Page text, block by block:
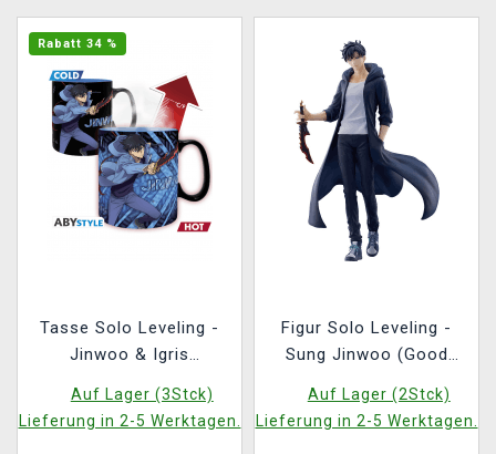
Rabatt 34 %
Tasse Solo Leveling -
Jinwoo & Igris
Auf Lager (3Stck)
Lieferung in 2-5 Werktagen.
Figur Solo Leveling -
Sung Jinwoo (Good
Auf Lager (2Stck)
Lieferung in 2-5 Werktagen.